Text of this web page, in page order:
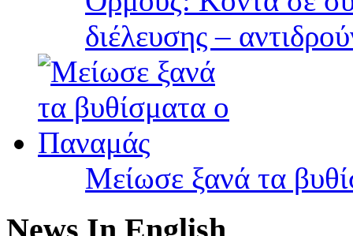
διέλευσης –
Μείωσε ξανά τα